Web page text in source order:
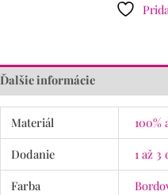
Ďalšie informácie
Materiál
100%
Dodanie
1 až 3
Farba